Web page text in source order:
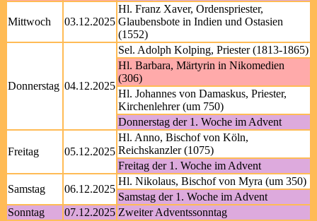
Mittwoch 03.12.2025
Hl. Franz Xaver, Ordenspriester,
Glaubensbote in Indien und Ostasien
(1552)
Donnerstag 04.12.2025
Sel. Adolph Kolping, Priester (1813-1865)
Hl. Barbara, Märtyrin in Nikomedien
(306)
Hl. Johannes von Damaskus, Priester,
Kirchenlehrer (um 750)
Donnerstag der 1. Woche im Advent
Freitag 05.12.2025
Hl. Anno, Bischof von Köln,
Reichskanzler (1075)
Freitag der 1. Woche im Advent
Samstag
06.12.2025
Hl. Nikolaus, Bischof von Myra (um 350)
Samstag der 1. Woche im Advent
Sonntag
07.12.2025 Zweiter Adventssonntag